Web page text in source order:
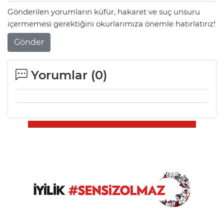
Gönderilen yorumların küfür, hakaret ve suç unsuru
içermemesi gerektiğini okurlarımıza önemle hatırlatırız!
Gönder
Yorumlar (0)